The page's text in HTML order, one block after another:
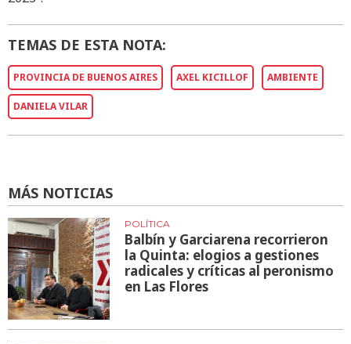
TEMAS DE ESTA NOTA:
PROVINCIA DE BUENOS AIRES AXEL KICILLOF AMBIENTE
DANIELA VILAR
MÁS NOTICIAS
POLÍTICA
Balbín y Garciarena recorrieron
la Quinta: elogios a gestiones
radicales y críticas al peronismo
en Las Flores